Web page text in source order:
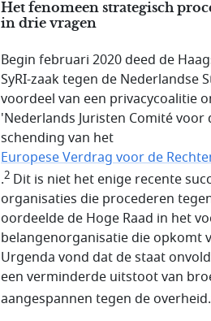
Het fenomeen strategisch
in drie vragen
Begin februari 2020 deed de
SyRI-zaak tegen de Nederlandse
voordeel van een privacycoalitie
'Nederlands Juristen Comité
schending van het
Europese Verdrag voor de
.2 Dit is niet het enige recente
organisaties die procederen
oordeelde de Hoge Raad in het
belangenorganisatie die opkomt
Urgenda vond dat de staat
een verminderde uitstoot van
aangespannen tegen de overheid.